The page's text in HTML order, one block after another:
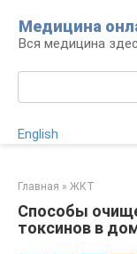
контенту
Медицина
Вся медицина
English
Главная » ЖКТ
Способы
токсинов в